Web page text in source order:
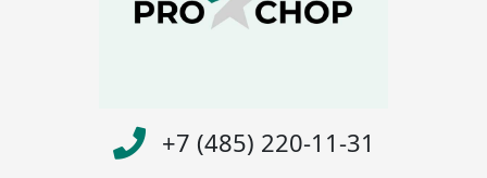
+7 (485) 220-11-31